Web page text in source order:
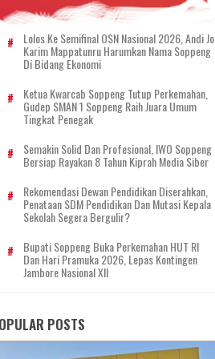
Lolos Ke Semifinal OSN Nasional 2026, Andi Jo
Karim Mappatunru Harumkan Nama Soppeng
Di Bidang Ekonomi
Ketua Kwarcab Soppeng Tutup Perkemahan,
Gudep SMAN 1 Soppeng Raih Juara Umum
Tingkat Penegak
Semakin Solid Dan Profesional, IWO Soppeng
Bersiap Rayakan 8 Tahun Kiprah Media Siber
Rekomendasi Dewan Pendidikan Diserahkan,
Penataan SDM Pendidikan Dan Mutasi Kepala
Sekolah Segera Bergulir?
Bupati Soppeng Buka Perkemahan HUT RI
Dan Hari Pramuka 2026, Lepas Kontingen
Jambore Nasional XII
POSTS